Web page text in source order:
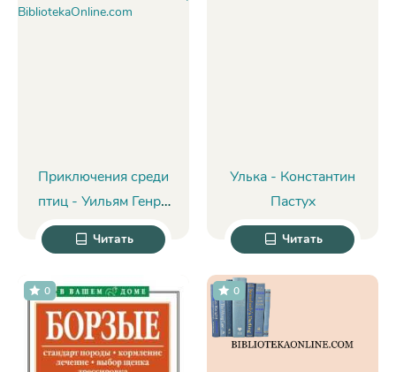
Приключения среди
птиц - Уильям Генри
Хадсон
Читать
Улька - Константин
Пастух
Читать
0 0